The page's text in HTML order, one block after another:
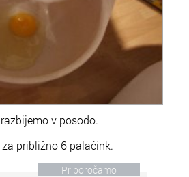
v posodo.
približno 6 palačink.
Priporočamo